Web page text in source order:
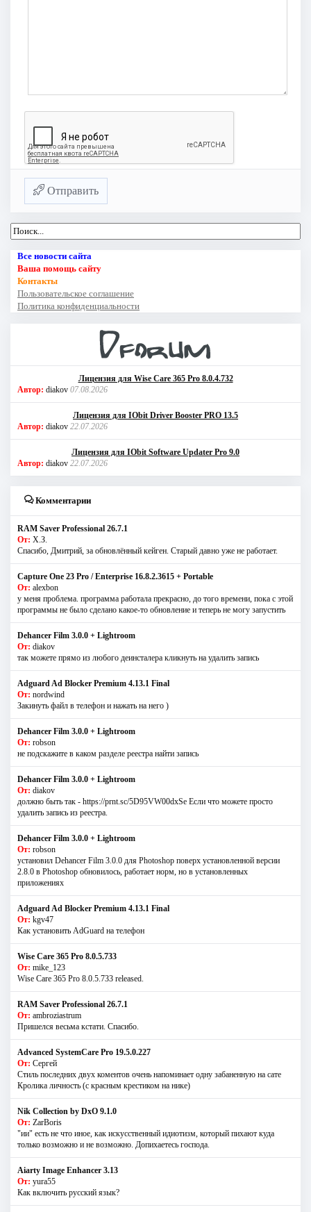
Отправить
Все новости сайта
Ваша помощь сайту
Контакты
Пользовательское соглашение
Политика конфиденциальности
Лицензия для Wise Care 365 Pro 8.0.4.732
Автор: diakov 07.08.2026
Лицензия для IObit Driver Booster PRO 13.5
Автор: diakov 22.07.2026
Лицензия для IObit Software Updater Pro 9.0
Автор: diakov 22.07.2026
Комментарии
RAM Saver Professional 26.7.1
От: Х.З.
Спасибо, Дмитрий, за обновлённый кейген. Старый давно уже не работает.
Capture One 23 Pro / Enterprise 16.8.2.3615 + Portable
От: alexbon
у меня проблема. программа работала прекрасно, до того времени, пока с этой
программы не было сделано какое-то обновление и теперь не могу запустить
Dehancer Film 3.0.0 + Lightroom
От: diakov
так можете прямо из любого деинсталера кликнуть на удалить запись
Adguard Ad Blocker Premium 4.13.1 Final
От: nordwind
Закинуть файл в телефон и нажать на него )
Dehancer Film 3.0.0 + Lightroom
От: robson
не подскажите в каком разделе реестра найти запись
Dehancer Film 3.0.0 + Lightroom
От: diakov
должно быть так - https://prnt.sc/5D95VW00dxSe Если что можете просто
удалить запись из реестра.
Dehancer Film 3.0.0 + Lightroom
От: robson
установил Dehancer Film 3.0.0 для Photoshop поверх установленной версии
2.8.0 в Photoshop обновилось, работает норм, но в установленных
приложениях
Adguard Ad Blocker Premium 4.13.1 Final
От: kgv47
Как установить AdGuard на телефон
Wise Care 365 Pro 8.0.5.733
От: mike_123
Wise Care 365 Pro 8.0.5.733 released.
RAM Saver Professional 26.7.1
От: ambroziastrum
Пришелся весьма кстати. Спасибо.
Advanced SystemCare Pro 19.5.0.227
От: Сергей
Стиль последних двух коментов очень напоминает одну забаненную на сате
Кролика личность (с красным крестиком на нике)
Nik Collection by DxO 9.1.0
От: ZarBoris
"ии" есть не что иное, как искусственный идиотизм, который пихают куда
только возможно и не возможно. Допихаетесь господа.
Aiarty Image Enhancer 3.13
От: yura55
Как включить русский язык?